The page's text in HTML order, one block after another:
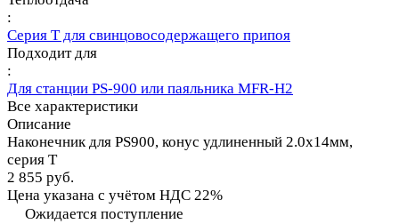
:
Серия T для свинцовосодержащего припоя
Подходит для
:
Для станции PS-900 или паяльника MFR-H2
Все характеристики
Описание
Наконечник для PS900, конус удлиненный 2.0х14мм,
серия T
2 855 руб.
Цена указана с учётом НДС 22%
Ожидается поступление